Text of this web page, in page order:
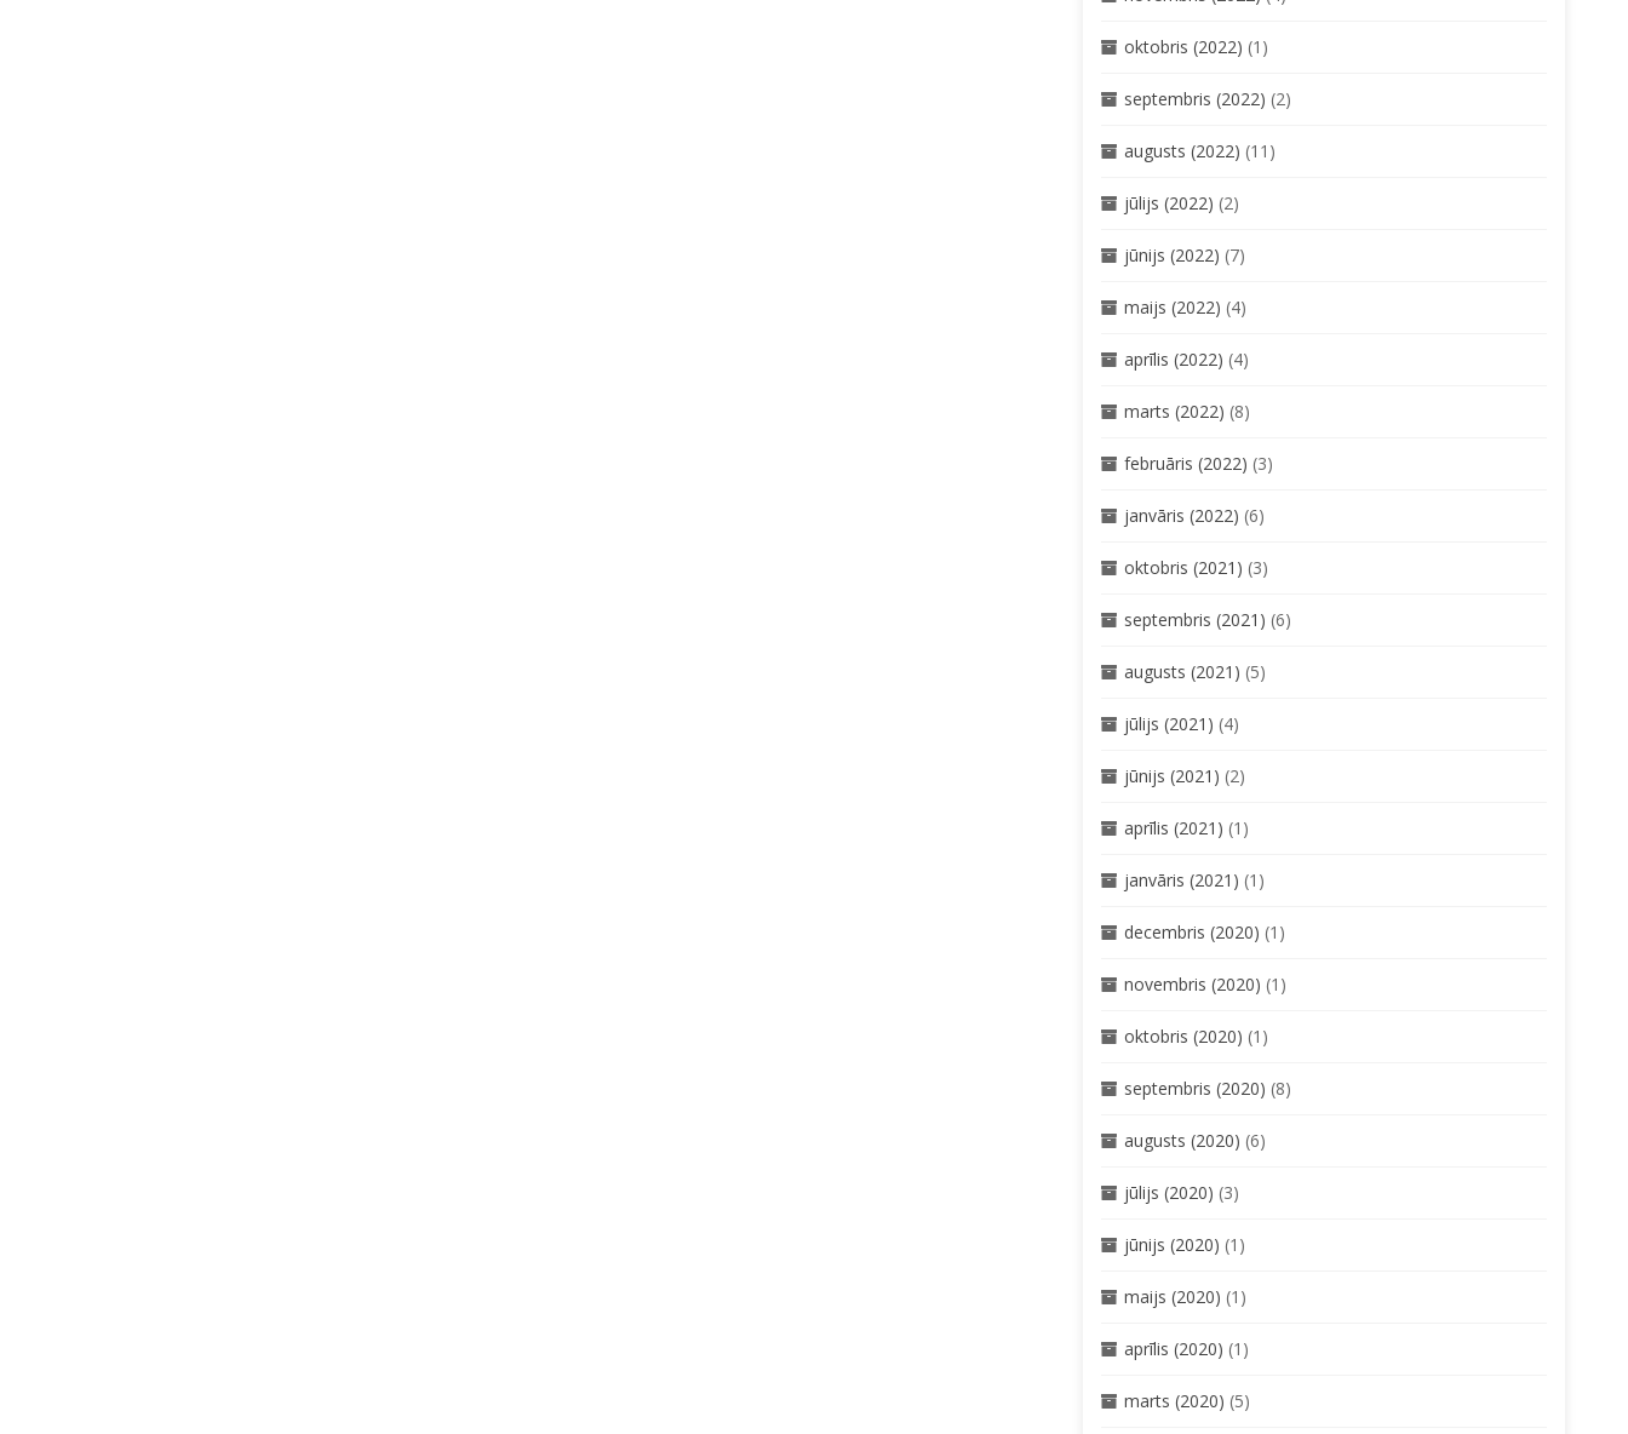
oktobris (2022) (1)
septembris (2022) (2)
augusts (2022) (11)
jūlijs (2022) (2)
jūnijs (2022) (7)
maijs (2022) (4)
aprīlis (2022) (4)
marts (2022) (8)
februāris (2022) (3)
janvāris (2022) (6)
oktobris (2021) (3)
septembris (2021) (6)
augusts (2021) (5)
jūlijs (2021) (4)
jūnijs (2021) (2)
aprīlis (2021) (1)
janvāris (2021) (1)
decembris (2020) (1)
novembris (2020) (1)
oktobris (2020) (1)
septembris (2020) (8)
augusts (2020) (6)
jūlijs (2020) (3)
jūnijs (2020) (1)
maijs (2020) (1)
aprīlis (2020) (1)
marts (2020) (5)